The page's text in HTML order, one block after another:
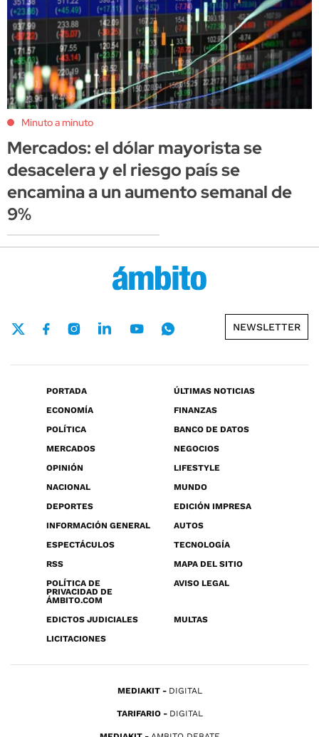
Minuto a minuto
Mercados: el dólar mayorista se
desacelera y el riesgo país se
encamina a un aumento semanal de
9%
NEWSLETTER
PORTADA
ÚLTIMAS NOTICIAS
ECONOMÍA
FINANZAS
POLÍTICA
BANCO DE DATOS
MERCADOS
NEGOCIOS
OPINIÓN
LIFESTYLE
NACIONAL
MUNDO
DEPORTES
EDICIÓN IMPRESA
INFORMACIÓN GENERAL
AUTOS
ESPECTÁCULOS
TECNOLOGÍA
RSS
MAPA DEL SITIO
POLÍTICA DE
PRIVACIDAD DE
ÁMBITO.COM
AVISO LEGAL
EDICTOS JUDICIALES
MULTAS
LICITACIONES
MEDIAKIT DIGITAL
TARIFARIO DIGITAL